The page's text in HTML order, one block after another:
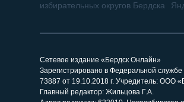
избирательных округов Бердска
Сетевое издание «Бердск Онлайн»
Зарегистрировано в Федеральной
73887 от 19.10.2018 г. Учредитель:
Главный редактор: Жильцова Г.А.